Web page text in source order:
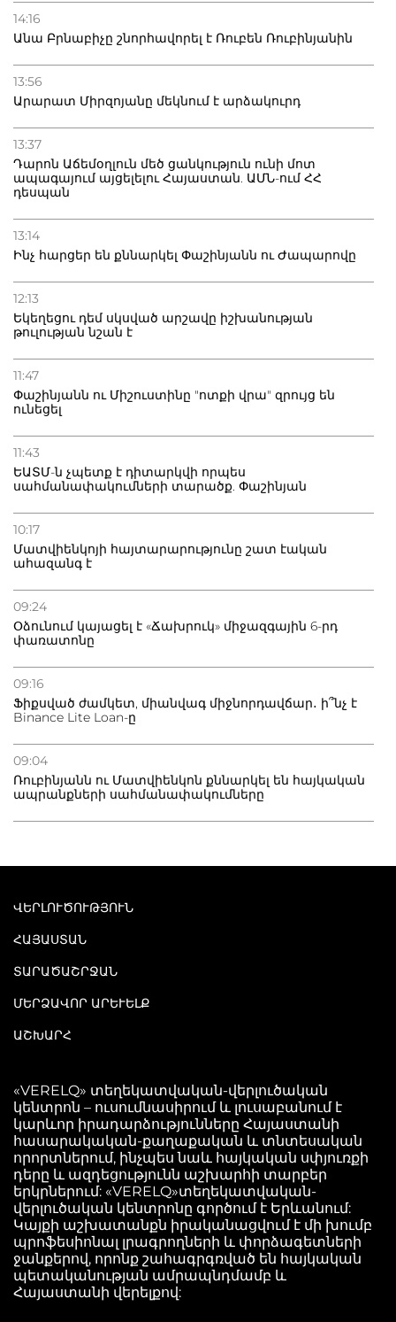
14:16
Անա Բրնաբիչը շնորհավորել է Ռուբեն Ռուբինյանին
13:56
Արարատ Միրզոյանը մեկնում է արձակուրդ
13:37
Դարոն Աճեմօղլուն մեծ ցանկություն ունի մոտ
ապագայում այցելելու Հայաստան. ԱՄՆ-ում ՀՀ
դեսպան
13:14
Ինչ հարցեր են քննարկել Փաշինյանն ու Ժապարովը
12:13
Եկեղեցու դեմ սկսված արշավը իշխանության
թուլության նշան է
11:47
Փաշինյանն ու Միշուստինը "ոտքի վրա" զրույց են
ունեցել
11:43
ԵԱՏՄ-ն չպետք է դիտարկվի որպես
սահմանափակումների տարածք. Փաշինյան
10:17
Մատվիենկոյի հայտարարությունը շատ էական
ահազանգ է
09:24
Օձունում կայացել է «Ճախրուկ» միջազգային 6-րդ
փառատոնը
09:16
Ֆիքսված ժամկետ, միանվագ միջնորդավճար․ ի՞նչ է
Binance Lite Loan-ը
09:04
Ռուբինյանն ու Մատվիենկոն քննարկել են հայկական
ապրանքների սահմանափակումները
ՎԵՐԼՈՒԾՈՒԹՅՈՒՆ
ՀԱՅԱՍՏԱՆ
ՏԱՐԱԾԱՇՐՋԱՆ
ՄԵՐՁԱՎՈՐ ԱՐԵՒԵԼՔ
ԱՇԽԱՐՀ
«VERELQ» տեղեկատվական-վերլուծական
կենտրոն – ուսումնասիրում և լուսաբանում է
կարևոր իրադարձությունները Հայաստանի
հասարակական-քաղաքական և տնտեսական
որորտներում, ինչպես նաև հայկական սփյուռքի
դերը և ազդեցությունն աշխարհի տարբեր
երկրներում: «VERELQ»տեղեկատվական-
վերլուծական կենտրոնը գործում է Երևանում:
Կայքի աշխատանքն իրականացվում է մի խումբ
պրոֆեսիոնալ լրագրողների և փորձագետների
ջանքերով, որոնք շահագրգռված են հայկական
պետականության ամրապնդմամբ և
Հայաստանի վերելքով: